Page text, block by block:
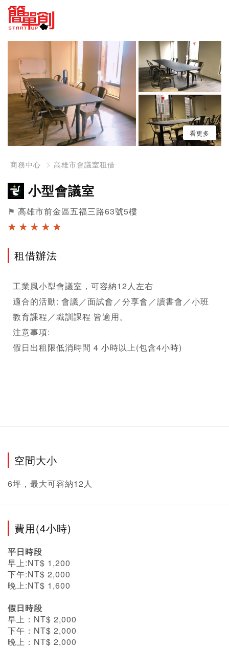
看更多
商務中心 高雄市會議室租借
小型會議室
⚑ 高雄市前金區五福三路63號5樓
★ ★ ★ ★ ★
租借辦法
工業風小型會議室，可容納12人左右
適合的活動: 會議／面試會／分享會／讀書會／小班
教育課程／職訓課程 皆適用。
注意事項:
假日出租限低消時間 4 小時以上(包含4小時)
空間大小
6坪，最大可容納12人
費用(4小時)
平日時段
早上:NT$ 1,200
下午:NT$ 2,000
晚上:NT$ 1,600
假日時段
早上：NT$ 2,000
下午：NT$ 2,000
晚上：NT$ 2,000